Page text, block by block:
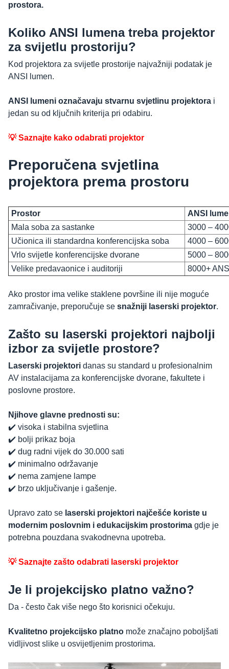
prostora.
Koliko ANSI lumena treba projektor
za svijetlu prostoriju?
Kod projektora za svijetle prostorije najvažniji podatak je
ANSI lumen.
ANSI lumeni označavaju stvarnu svjetlinu projektora i
jedan su od ključnih kriterija pri odabiru.
💡 Saznajte kako odabrati projektor
Preporučena svjetlina
projektora prema prostoru
Prostor
ANSI
Mala soba za sastanke
3000 –
Učionica ili standardna konferencijska soba
4000 –
Vrlo svijetle konferencijske dvorane
5000 –
Velike predavaonice i auditoriji
8000+
Ako prostor ima velike staklene površine ili nije moguće
zamračivanje, preporučuje se snažniji laserski projektor.
Zašto su laserski projektori najbolji
izbor za svijetle prostore?
Laserski projektori danas su standard u profesionalnim
AV instalacijama za konferencijske dvorane, fakultete i
poslovne prostore.
Njihove glavne prednosti su:
✔️ visoka i stabilna svjetlina
✔️ bolji prikaz boja
✔️ dug radni vijek do 30.000 sati
✔️ minimalno održavanje
✔️ nema zamjene lampe
✔️ brzo uključivanje i gašenje.
Upravo zato se laserski projektori najčešće koriste u
modernim poslovnim i edukacijskim prostorima gdje je
potrebna pouzdana svakodnevna upotreba.
💡 Saznajte zašto odabrati laserski projektor
Je li projekcijsko platno važno?
Da - često čak više nego što korisnici očekuju.
Kvalitetno projekcijsko platno može značajno poboljšati
vidljivost slike u osvijetljenim prostorima.